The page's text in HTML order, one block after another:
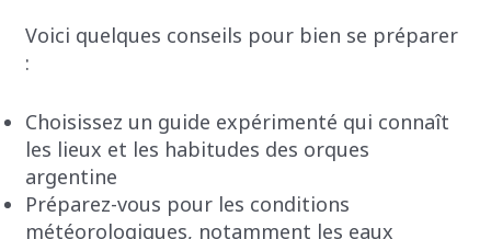
Voici quelques conseils pour bien se préparer
:
Choisissez un guide expérimenté qui connaît
les lieux et les habitudes des orques
argentine
Préparez-vous pour les conditions
météorologiques, notamment les eaux